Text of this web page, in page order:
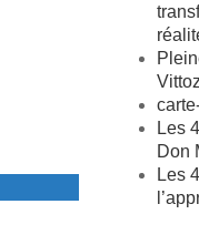
Les
Don
Les